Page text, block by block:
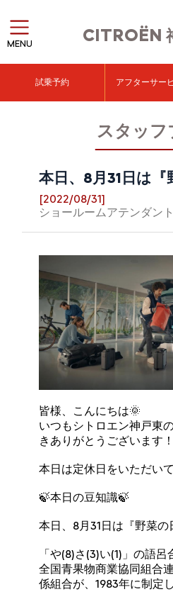
CITROËN
MENU
試乗予約 アフターサー
スタッフ
本日、8月31日は『
[2022/08/31]
ショールームアテンダント
皆様、こんにちは🌞
いつもシトロエン神戸東
きありがとうございます！
本日は定休日をいただい
🍃本日の豆知識🍃
本日、8月31日は『野菜の
「や(8)さ(3)い(1)」の語呂
全国青果物商業協同組合
係組合が、1983年に制定